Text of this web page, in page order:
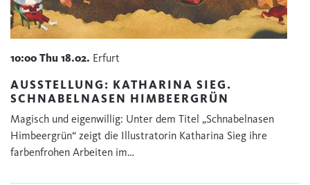
10:00 Thu 18.02. Erfurt
AUSSTELLUNG: KATHARINA SIEG.
SCHNABELNASEN HIMBEERGRÜN
Magisch und eigenwillig: Unter dem Titel „Schnabelnasen
Himbeergrün“ zeigt die Illustratorin Katharina Sieg ihre
farbenfrohen Arbeiten im…